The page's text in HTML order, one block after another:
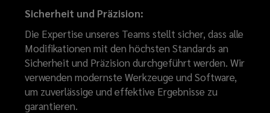
Sicherheit und Präzision:
Die Expertise unseres Teams stellt sicher, dass alle
Modifikationen mit den höchsten Standards an
Sicherheit und Präzision durchgeführt werden. Wir
verwenden modernste Werkzeuge und Software,
um zuverlässige und effektive Ergebnisse zu
garantieren.